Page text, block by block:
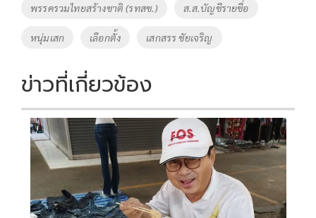
k k
พรรครวมไทยสร้างชาติ (รทสช.) ส.ส.บัญชีรายชื่อ
หนุ่มเสก เลือกตั้ง เสกสรร ชัยเจริญ
ข่าวที่เกี่ยวข้อง